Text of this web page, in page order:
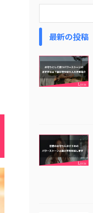
最新の投稿